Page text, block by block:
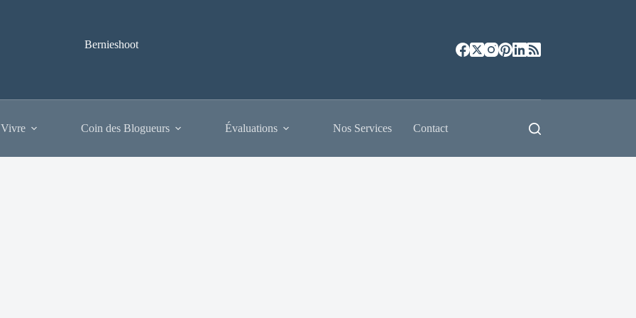
Bernieshoot
Coin des Blogueurs Évaluations Nos Services Contact